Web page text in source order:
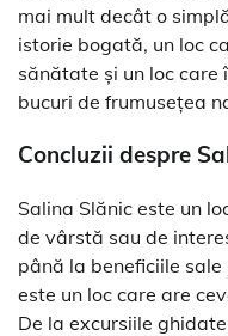
mai mult decât o
istorie bogată, un loc
sănătate și un loc
bucuri de frumusețea
Concluzii despre
Salina Slănic este un
de vârstă sau de
până la beneficiile
este un loc care are
De la excursiile